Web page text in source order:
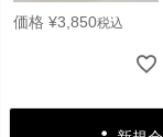
価格 ¥3,850税込